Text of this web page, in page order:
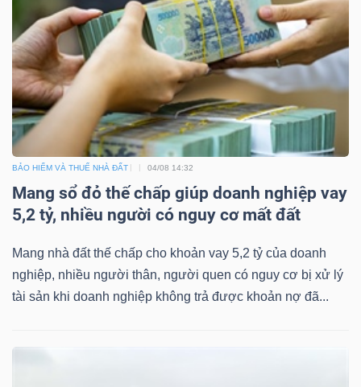
BẢO HIỂM VÀ THUẾ NHÀ ĐẤT 04/08 14:32
Mang sổ đỏ thế chấp giúp doanh nghiệp vay
5,2 tỷ, nhiều người có nguy cơ mất đất
Mang nhà đất thế chấp cho khoản vay 5,2 tỷ của doanh
nghiệp, nhiều người thân, người quen có nguy cơ bị xử lý
tài sản khi doanh nghiệp không trả được khoản nợ đã...
Truyền
thông
tài
Dữ